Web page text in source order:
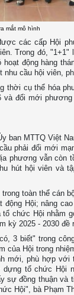
mắt mô hình
các cấp Hội
Trong đó, "1+1"
động hàng
nhu cầu hội viên,
thời cụ thể hóa
và đổi mới
ban MTTQ Việt
phải đổi mới
phương vẫn còn
hút hội viên và
toàn thể cán
động Hội; nâng
chức Hội nhằm
kỳ 2025 - 2030 đề
3 biết" trong
của Hội trong
mới, phù hợp
tổ chức Hội
sự đồng thuận và
Hội", bà Phạm